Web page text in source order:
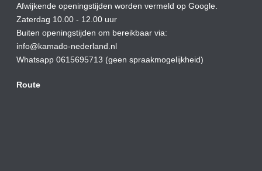
Afwijkende openingstijden worden vermeld op Google.
Zaterdag 10.00 - 12.00 uur
Buiten openingstijden om bereikbaar via:
info@kamado-nederland.nl
Whatsapp 0615695713 (geen spraakmogelijkheid)
Route